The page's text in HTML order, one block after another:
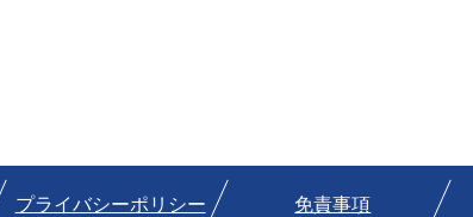
プライバシーポリシー 免責事項